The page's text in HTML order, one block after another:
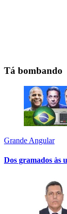
Tá bombando
Grande Angular
Dos gramados às